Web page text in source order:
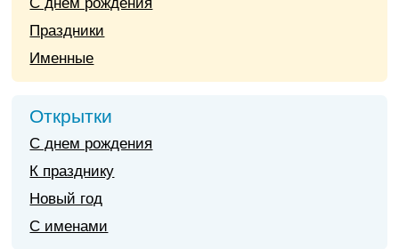
Праздники
Именные
Открытки
С днем рождения
К празднику
Новый год
С именами